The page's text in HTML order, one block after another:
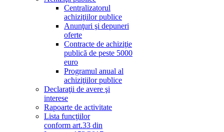
Centralizatorul
achiziţiilor publice
Anunţuri şi depuneri
oferte
Contracte de achiziţie
publică de peste 5000
euro
Programul anual al
achiziţiilor publice
Declaraţii de avere şi
interese
Rapoarte de activitate
Lista funcţiilor
conform art.33 din